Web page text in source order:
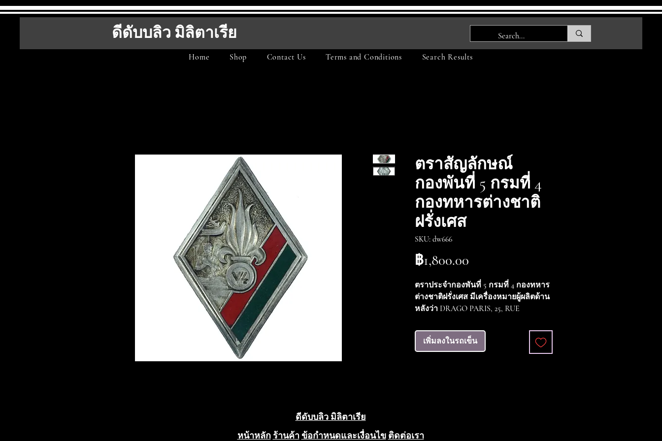
ดีดับบลิว มิลิตาเรีย
Home Shop Contact Us Terms and Conditions Search Results
ตราสัญลักษณ์
กองพันที่ 5 กรมที่ 4
กองทหารต่างชาติ
ฝรั่งเศส
SKU: dw666
฿1,800.00
ตราประจำกองพันที่ 5 กรมที่ 4 กองทหาร
ต่างชาติฝรั่งเศส มีเครื่องหมายผู้ผลิตด้าน
หลังว่า DRAGO PARIS, 25, RUE
เคลือบฟัน อยู่ในสภาพดีมาก (VG++++)
เพิ่มลงในรถเข็น
ดีดับบลิว มิลิตาเรีย
หน้าหลัก ร้านค้า ข้อกำหนดและเงื่อนไข ติดต่อเรา